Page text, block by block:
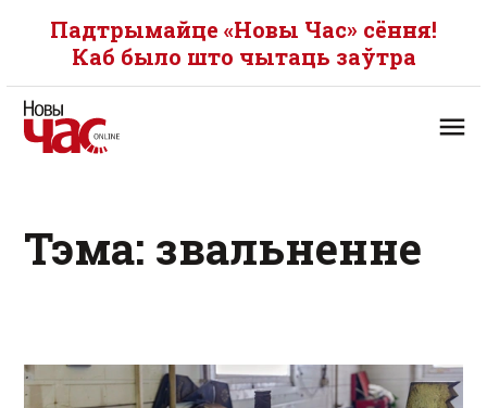
Падтрымайце «Новы Час» сёння!
Каб было што чытаць заўтра
Тэма: звальненне